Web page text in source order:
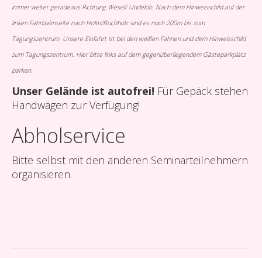
immer weiter geradeaus Richtung Wesel/ Undeloh. Nach dem Hinweisschild auf der
linken Fahrbahnseite nach Holm/Buchholz sind es noch 200m bis zum
Tagungszentrum. Unsere Einfahrt ist bei den weißen Fahnen und dem Hinweisschild
zum Tagungszentrum. Hier bitte links auf dem gegenüberliegendem Gästeparkplatz
parken.
Unser Gelände ist autofrei! Für Gepäck stehen
Handwägen zur Verfügung!
Abholservice
Bitte selbst mit den anderen Seminarteilnehmern
organisieren.